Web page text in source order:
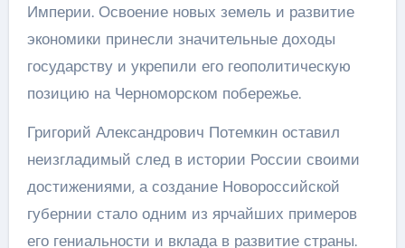
Империи. Освоение новых земель и развитие
экономики принесли значительные доходы
государству и укрепили его геополитическую
позицию на Черноморском побережье.
Григорий Александрович Потемкин оставил
неизгладимый след в истории России своими
достижениями, а создание Новороссийской
губернии стало одним из ярчайших примеров
его гениальности и вклада в развитие страны.